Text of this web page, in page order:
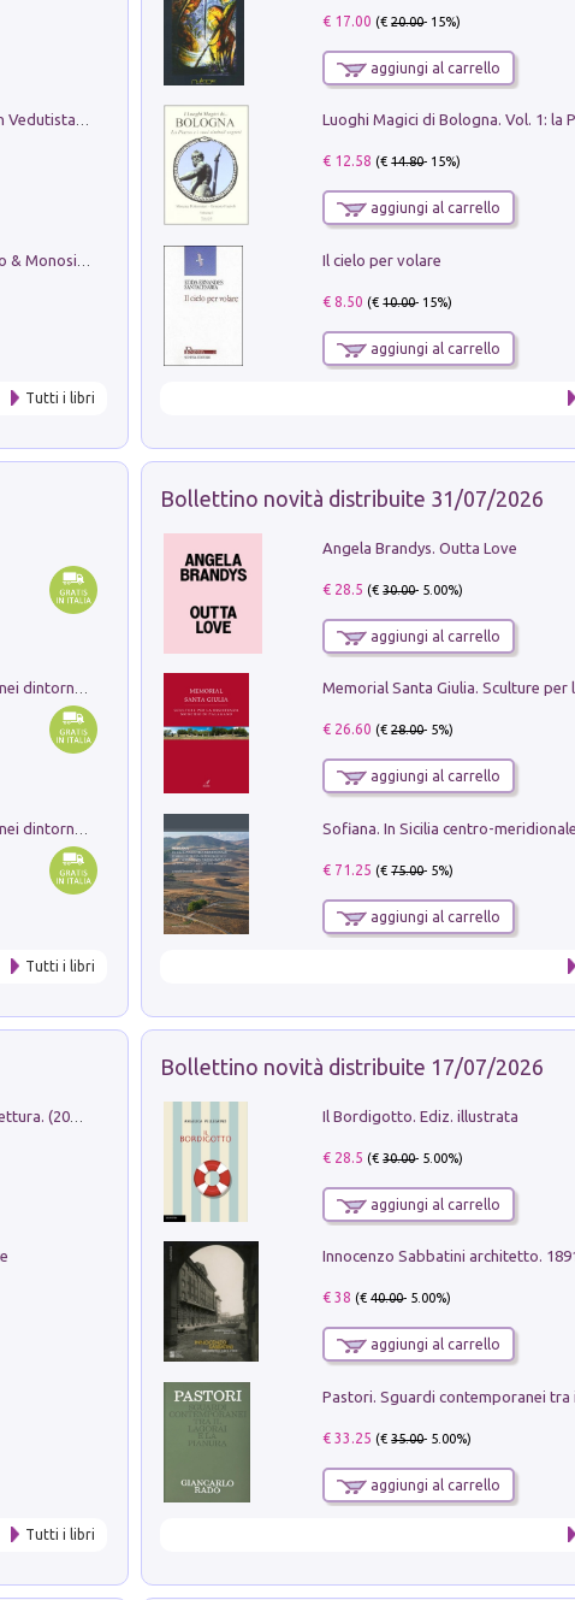
Pietro Bellotti Detto Canaletty. Un Vedutista Veneziano nella Francia dell'Ancien Régime
Tutti i libri
€ 17.00 (€20.00- 15%)
aggiungi al carrello
€ 12.58 (€14.80- 15%)
aggiungi al carrello
Il cielo per volare
€ 8.50 (€10.00- 15%)
aggiungi al carrello
Ruderi delle ville Romano Sabine nei dintorni di Poggio Mirteto. Illustrati dal dott.re prof.re cav.re Ercole Nardi regio ispettore degli scavi e monumenti. Anno 1885. Tavole e studio. Con 25 tavole fuori testo in cartella editoriale
Tutti i libri
Bollettino novità distribuite 31/07/2026
Angela Brandys. Outta Love
€ 28.5 (€30.00- 5.00%)
aggiungi al carrello
€ 26.60 (€28.00- 5%)
aggiungi al carrello
€ 71.25 (€75.00- 5%)
aggiungi al carrello
Dromos. Libro periodico di architettura. (2026). Vol. 15: Post-model
Tutti i libri
Bollettino novità distribuite 17/07/2026
Il Bordigotto. Ediz. illustrata
€ 28.5 (€30.00- 5.00%)
aggiungi al carrello
Innocenzo Sabbatini architetto.
€ 38 (€40.00- 5.00%)
aggiungi al carrello
€ 33.25 (€35.00- 5.00%)
aggiungi al carrello